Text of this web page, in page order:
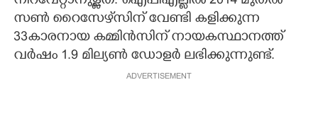
സൺ റൈസേഴ്‌സിന് വേണ്ടി കളിക്കുന്ന
33കാരനായ കമ്മിൻസിന് നായകസ്ഥാനത്ത്
വർഷം 1.9 മില്യൺ ഡോളർ ലഭിക്കുന്നുണ്ട്.
ADVERTISEMENT